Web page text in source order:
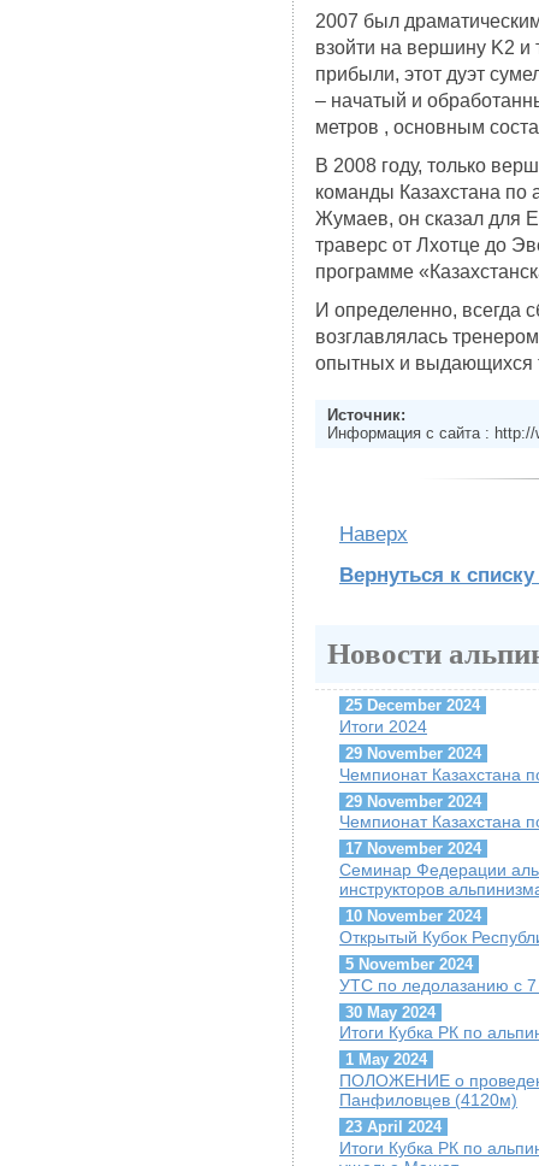
2007 был
взойти на вершину K2 и
прибыли, этот дуэт
– начатый и
метров , основным
В 2008 году, только
команды Казахстана по
Жумаев, он сказал для
траверс от Лхотце до
программе
И определенно, всегда
возглавлялась
опытных и выдающихся
Источник:
Информация с сайта : http://
Наверх
Вернуться к списку
Новости
25 December 2024
Итоги 2024
29 November 2024
Чемпионат Казахстана
29 November 2024
Чемпионат Казахстана
17 November 2024
Семинар Федерации
инструкторов
10 November 2024
Открытый Кубок
5 November 2024
УТС по ледолазанию с 7
30 May 2024
Итоги Кубка РК по
1 May 2024
ПОЛОЖЕНИЕ о
Панфиловцев (4120м)
23 April 2024
Итоги Кубка РК по